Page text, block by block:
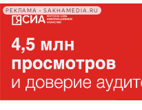
РЕКЛАМА • SAKHAMEDIA.RU